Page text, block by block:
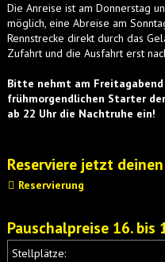
Die Anreise ist am Donnerstag
möglich, eine Abreise am
Rennstrecke direkt durch das
Zufahrt und die Ausfahrt erst
Bitte nehmt am
frühmorgendlichen Starter
ab 22 Uhr die Nachtruhe ein!
Reserviere jetzt
Reservierung
Pauschalpreise 16. bis
Stellplätze: